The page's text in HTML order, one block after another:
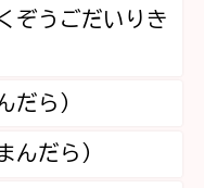
ぞうごだいりき
だら）
んだら）